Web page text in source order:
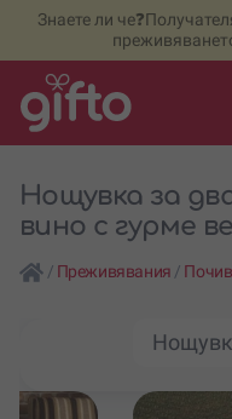
Знаете ли
Нощувка за
вино с гурме
/ Преживявания /